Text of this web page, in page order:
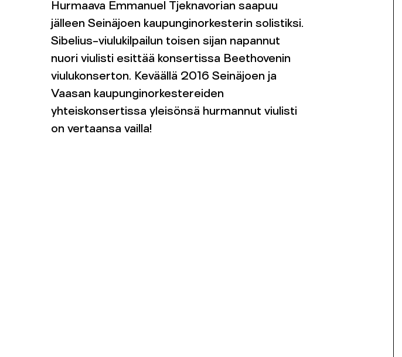
Hurmaava Emmanuel Tjeknavorian saapuu
jälleen Seinäjoen kaupunginorkesterin solistiksi.
Sibelius-viulukilpailun toisen sijan napannut
nuori viulisti esittää konsertissa Beethovenin
viulukonserton. Keväällä 2016 Seinäjoen ja
Vaasan kaupunginorkestereiden
yhteiskonsertissa yleisönsä hurmannut viulisti
on vertaansa vailla!